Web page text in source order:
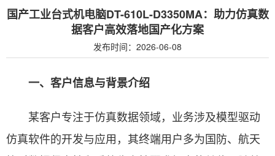
国产工业台式机电脑DT-610L-D3350MA：助力仿真数
据客户高效落地国产化方案
发布时间：2026-06-08
一、客户信息与背景介绍
某客户专注于仿真数据领域，业务涉及模型驱动
仿真软件的开发与应用，其终端用户多为国防、航天